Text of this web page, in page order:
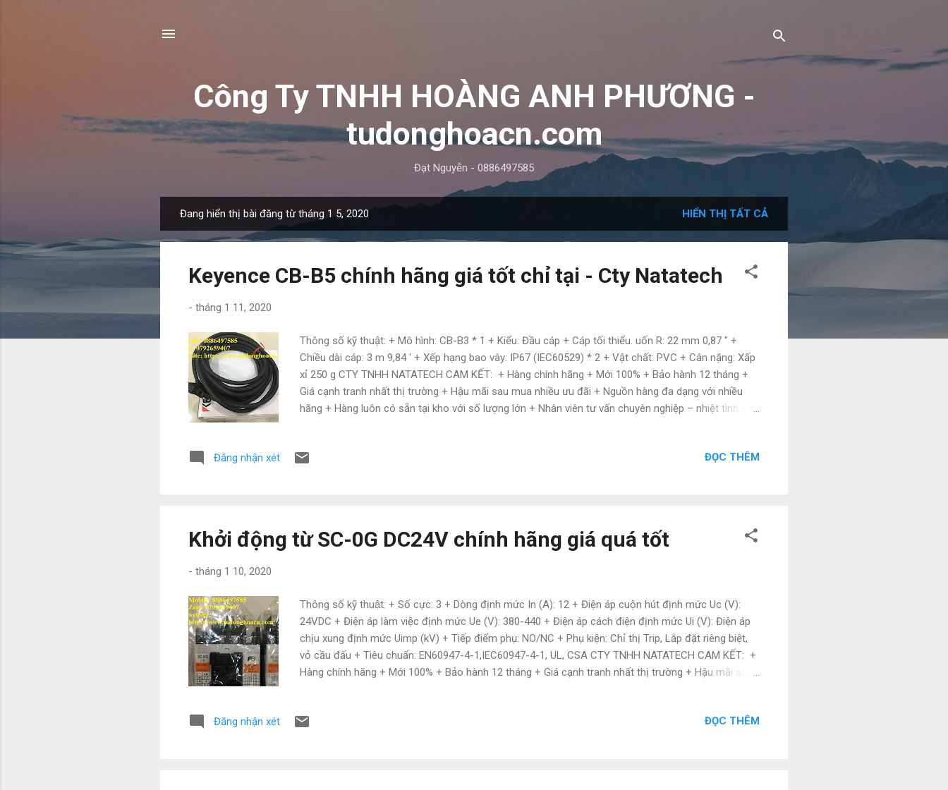
Công Ty TNHH HOÀNG ANH PHƯƠNG -
tudonghoacn.com
Đạt Nguyễn - 0886497585
à
Đang hiển thị bài đăng từ tháng 1 5, 2020 HIỂN THỊ TẤT CẢ
Keyence CB-B5 chính hãng giá tốt chỉ tại - Cty Natatech
- tháng 1 11, 2020
Thông số kỹ thuật: + Mô hình: CB-B3 * 1 + Kiểu: Đầu cáp + Cáp tối thiểu. uốn R: 22 mm 0,87 " +
Chiều dài cáp: 3 m 9,84 ' + Xếp hạng bao vây: IP67 (IEC60529) * 2 + Vật chất: PVC + Cân nặng: Xấp
xỉ 250 g CTY TNHH NATATECH CAM KẾT: + Hàng chính hãng + Mới 100% + Bảo hành 12 tháng +
Giá cạnh tranh nhất thị trường + Hậu mãi sau mua nhiều ưu đãi + Nguồn hàng đa dạng với nhiều
hãng + Hàng luôn có sẵn tại kho với số lượng lớn + Nhân viên tư vấn chuyên nghiệp – nhiệt tình +
Đăng nhận xét
ĐỌC THÊM
Khởi động từ SC-0G DC24V chính hãng giá quá tốt
- tháng 1 10, 2020
Thông số kỹ thuật: + Số cực: 3 + Dòng định mức In (A): 12 + Điện áp cuộn hút định mức Uc (V):
24VDC + Điện áp làm việc định mức Ue (V): 380-440 + Điện áp cách điện định mức Ui (V): Điện áp
chịu xung định mức Uimp (kV) + Tiếp điểm phụ: NO/NC + Phụ kiện: Chỉ thị Trip, Lắp đặt riêng biệt,
vỏ cầu đấu + Tiêu chuẩn: EN60947-4-1,IEC60947-4-1, UL, CSA CTY TNHH NATATECH CAM KẾT: +
Hàng chính hãng + Mới 100% + Bảo hành 12 tháng + Giá cạnh tranh nhất thị trường + Hậu mãi sau
Ngoc Lam (Mr.) Mobile: 0886497585 Zalo: 0792659407 website: https://www.tudonghoacn.com/
Đăng nhận xét ĐỌC THÊM